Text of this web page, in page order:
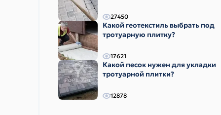
27450
Какой геотекстиль выбрать под
тротуарную плитку?
17621
Какой песок нужен для укладки
тротуарной плитки?
12878